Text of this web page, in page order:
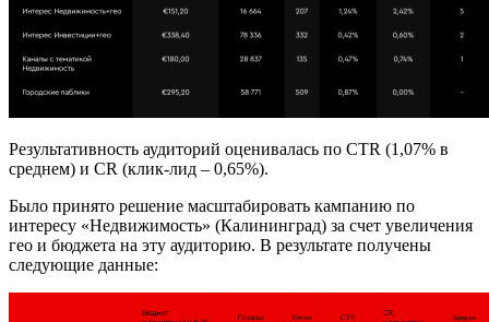
Результативность аудиторий оценивалась по CTR (1,07% в
среднем) и CR (клик-лид – 0,65%).
Было принято решение масштабировать кампанию по
интересу «Недвижимость» (Калининград) за счет увеличения
гео и бюджета на эту аудиторию. В результате получены
следующие данные: